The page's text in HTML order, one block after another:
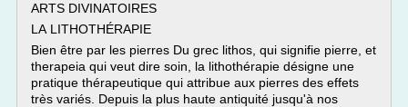
ARTS DIVINATOIRES
LA LITHOTHÉRAPIE
Bien être par les pierres Du grec lithos, qui signifie pierre, et
therapeia qui veut dire soin, la lithothérapie désigne une
pratique thérapeutique qui attribue aux pierres des effets
très variés. Depuis la plus haute antiquité jusqu'à nos